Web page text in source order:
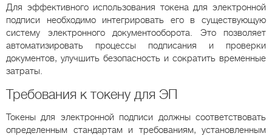
Для эффективного использования токена для электронной
подписи необходимо интегрировать его в существующую
систему электронного документооборота. Это позволяет
автоматизировать процессы подписания и проверки
документов, улучшить безопасность и сократить временные
затраты.
Требования к токену для ЭП
Токены для электронной подписи должны соответствовать
определенным стандартам и требованиям, установленным